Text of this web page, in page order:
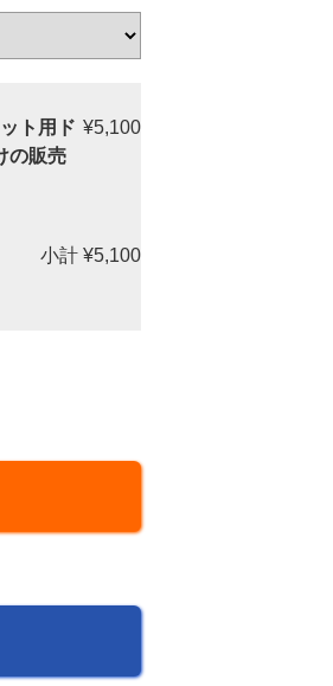
ト用ド
の販売
¥5,100
小計 ¥5,100